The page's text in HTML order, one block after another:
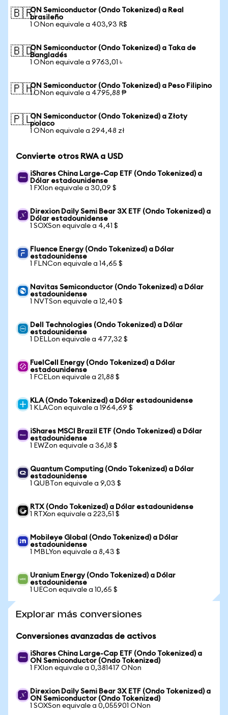
🇧🇷ON Semiconductor (Ondo Tokenized) a Real
brasileño
1 ONon equivale a 403,93 R$
🇧🇩ON Semiconductor (Ondo Tokenized) a Taka de
Bangladés
1 ONon equivale a 9763,01 ৳
🇵🇭ON Semiconductor (Ondo Tokenized) a Peso Filipino
1 ONon equivale a 4795,88 ₱
🇵🇱ON Semiconductor (Ondo Tokenized) a Złoty
polaco
1 ONon equivale a 294,48 zł
Convierte otros RWA a USD
iShares China Large-Cap ETF (Ondo Tokenized) a
Dólar estadounidense
1 FXIon equivale a 30,09 $
Direxion Daily Semi Bear 3X ETF (Ondo Tokenized) a
Dólar estadounidense
1 SOXSon equivale a 4,41 $
Fluence Energy (Ondo Tokenized) a Dólar
estadounidense
1 FLNCon equivale a 14,65 $
Navitas Semiconductor (Ondo Tokenized) a Dólar
estadounidense
1 NVTSon equivale a 12,40 $
Dell Technologies (Ondo Tokenized) a Dólar
estadounidense
1 DELLon equivale a 477,32 $
FuelCell Energy (Ondo Tokenized) a Dólar
estadounidense
1 FCELon equivale a 21,88 $
KLA (Ondo Tokenized) a Dólar estadounidense
1 KLACon equivale a 1964,69 $
iShares MSCI Brazil ETF (Ondo Tokenized) a Dólar
estadounidense
1 EWZon equivale a 36,18 $
Quantum Computing (Ondo Tokenized) a Dólar
estadounidense
1 QUBTon equivale a 9,03 $
RTX (Ondo Tokenized) a Dólar estadounidense
1 RTXon equivale a 223,51 $
Mobileye Global (Ondo Tokenized) a Dólar
estadounidense
1 MBLYon equivale a 8,43 $
Uranium Energy (Ondo Tokenized) a Dólar
estadounidense
1 UECon equivale a 10,65 $
Explorar más conversiones
Conversiones avanzadas de activos
iShares China Large-Cap ETF (Ondo Tokenized) a
ON Semiconductor (Ondo Tokenized)
1 FXIon equivale a 0,381417 ONon
Direxion Daily Semi Bear 3X ETF (Ondo Tokenized) a
ON Semiconductor (Ondo Tokenized)
1 SOXSon equivale a 0,055901 ONon